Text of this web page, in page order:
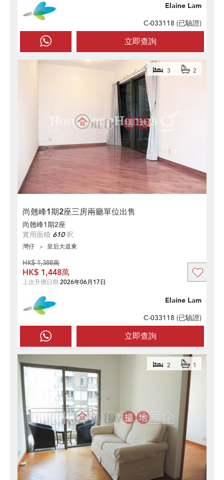
立即查詢
Elaine Lam
C-033118 (已驗證)
尚翹峰1期2座三房兩廳單位出售
3 2
尚翹峰1期2座
實用面積 610呎
灣仔 皇后大道東
立即查詢
Elaine Lam
C-033118 (已驗證)
HK$ 1,388萬
HK$ 1,448萬
上次升價日期 2026年06月17日
2 1